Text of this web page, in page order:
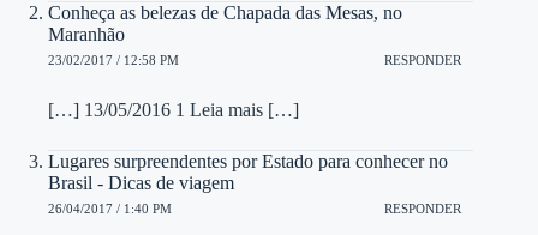
Conheça as belezas de Chapada das Mesas, no
Maranhão
23/02/2017 / 12:58 PM RESPONDER
[…] 13/05/2016 1 Leia mais […]
Lugares surpreendentes por Estado para conhecer no
Brasil - Dicas de viagem
26/04/2017 / 1:40 PM RESPONDER